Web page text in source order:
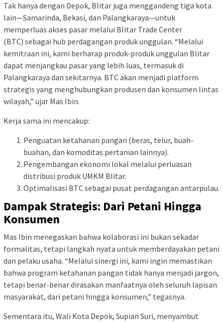
Tak hanya dengan Depok, Blitar juga menggandeng tiga kota
lain—Samarinda, Bekasi, dan Palangkaraya—untuk
memperluas akses pasar melalui Blitar Trade Center
(BTC) sebagai hub perdagangan produk unggulan. “Melalui
kemitraan ini, kami berharap produk-produk unggulan Blitar
dapat menjangkau pasar yang lebih luas, termasuk di
Palangkaraya dan sekitarnya. BTC akan menjadi platform
strategis yang menghubungkan produsen dan konsumen lintas
wilayah,” ujar Mas Ibin.
Kerja sama ini mencakup:
Penguatan ketahanan pangan (beras, telur, buah-
buahan, dan komoditas pertanian lainnya).
Pengembangan ekonomi lokal melalui perluasan
distribusi produk UMKM Blitar.
Optimalisasi BTC sebagai pusat perdagangan antarpulau.
Dampak Strategis: Dari Petani Hingga
Konsumen
Mas Ibin menegaskan bahwa kolaborasi ini bukan sekadar
formalitas, tetapi langkah nyata untuk memberdayakan petani
dan pelaku usaha. “Melalui sinergi ini, kami ingin memastikan
bahwa program ketahanan pangan tidak hanya menjadi jargon,
tetapi benar-benar dirasakan manfaatnya oleh seluruh lapisan
masyarakat, dari petani hingga konsumen,” tegasnya.
Sementara itu, Wali Kota Depok, Supian Suri, menyambut